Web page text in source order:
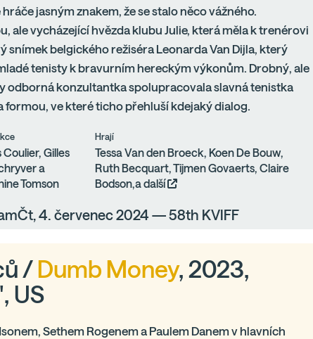
jasným znakem, že se stalo něco vážného.
ale vycházející hvězda klubu Julie, která měla k trenérovi
snímek belgického režiséra Leonarda Van Dijla, který
tenisty k bravurním hereckým výkonům. Drobný, ale
odborná konzultantka spolupracovala slavná tenistka
formou, ve které ticho přehluší kdejaký dialog.
Coulier, Gilles
a
Tomson
Hrají
Tessa Van den Broeck, Koen De Bouw,
Ruth Becquart, Tijmen Govaerts, Claire
Bodson,a další
4. červenec 2024 — 58th KVIFF
/Dumb Money, 2023,
US
Sethem Rogenem a Paulem Danem v hlavních